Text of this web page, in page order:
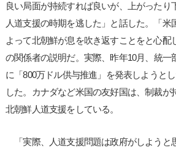
良い局面が持続すれば良いが、上がったり
人道支援の時期を逃した」と話した。「米
よって北朝鮮が息を吹き返すことをと心配
の関係者の説明だ。実際、昨年10月、統一
に「800万ドル供与推進」を発表しようと
した。カナダなど米国の友好国は、制裁が
北朝鮮人道支援をしている。
「実際、人道支援問題は政府がしようと